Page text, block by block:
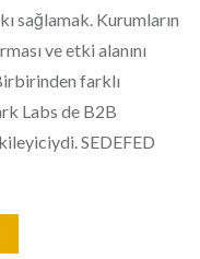
sağlamak. Kurumların
ve etki alanını
farklı
Labs de B2B
SEDEFED